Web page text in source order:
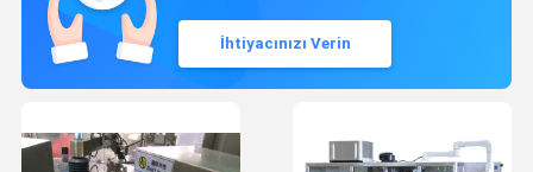
İhtiyacınızı Verin